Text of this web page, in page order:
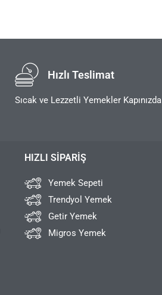
Hızlı Teslimat
Sıcak ve Lezzetli Yemekler Kapınızda
HIZLI SIPARIŞ
Yemek Sepeti
Trendyol Yemek
Getir Yemek
Migros Yemek